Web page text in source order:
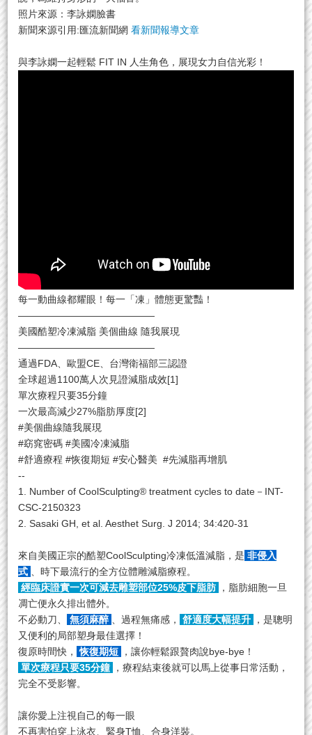
照片來源：李詠嫻臉書
新聞來源引用:匯流新聞網看新聞報導文章
與李詠嫻一起輕鬆 FIT IN 人生角色，展現女力自信光彩！
每一動曲線都耀眼！每一「凍」體態更驚豔！
——————————————
美國酷塑冷凍減脂 美個曲線 隨我展現
——————————————
通過FDA、歐盟CE、台灣衛福部三認證
全球超過1100萬人次見證減脂成效[1]
單次療程只要35分鐘
一次最高減少27%脂肪厚度[2]
#美個曲線隨我展現
#窈窕密碼 #美國冷凍減脂
#舒適療程 #恢復期短 #安心醫美 #先減脂再增肌
--
1. Number of CoolSculpting® treatment cycles to date－INT-
CSC-2150323
2. Sasaki GH, et al. Aesthet Surg. J 2014; 34:420-31
來自美國正宗的酷塑CoolSculpting冷凍低溫減脂，是 非侵入
式
、時下最流行的全方位體雕減脂療程。
經臨床證實一次可減去雕塑部位25%皮下脂肪 ，脂肪細胞一旦
凋亡便永久排出體外。
不必動刀、 無須麻醉 、過程無痛感， 舒適度大幅提升
，是聰明
又便利的局部塑身最佳選擇！
復原時間快， 恢復期短
，讓你輕鬆跟贅肉說bye-bye！
單次療程只要35分鐘
，療程結束後就可以馬上從事日常活動，
完全不受影響。
讓你愛上注視自己的每一眼
不再害怕穿上泳衣、緊身T恤、合身洋裝。